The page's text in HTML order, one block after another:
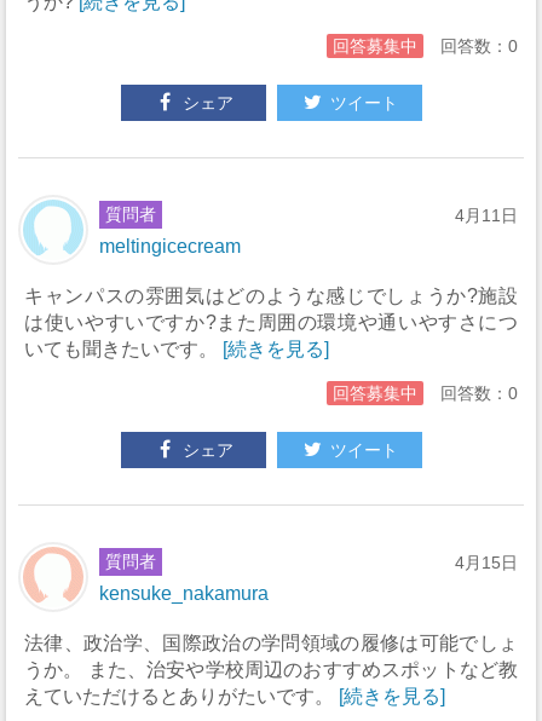
回答募集中 回答数：0
シェア ツイート
質問者
meltingicecream
4月11日
キャンパスの雰囲気はどのような感じでしょうか?施設
は使いやすいですか?また周囲の環境や通いやすさにつ
いても聞きたいです。
[続きを見る]
回答募集中 回答数：0
シェア ツイート
質問者
kensuke_nakamura
4月15日
法律、政治学、国際政治の学問領域の履修は可能でしょ
うか。 また、治安や学校周辺のおすすめスポットなど教
えていただけるとありがたいです。
[続きを見る]